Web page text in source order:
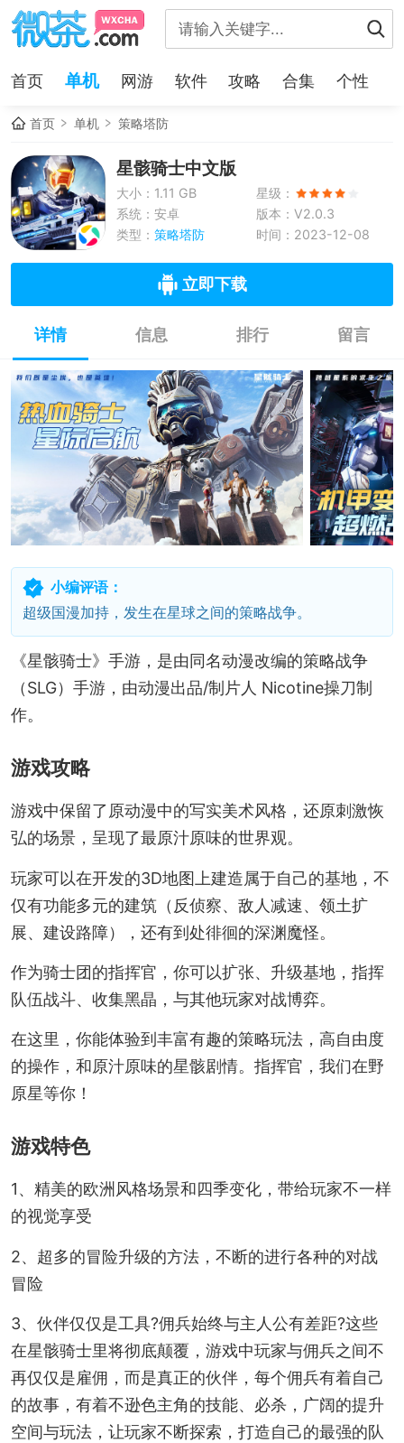
首页 单机 网游 软件 攻略 合集 个性
首页 单机 策略塔防
星骸骑士中文版
大小：1.11 GB
星级：
系统：安卓
版本：V2.0.3
类型： 策略塔防 时间：2023-12-08
立即下载
详情 信息 排行 留言
小编评语：
超级国漫加持，发生在星球之间的策略战争。
《星骸骑士》手游，是由同名动漫改编的策略战争
（SLG）手游，由动漫出品/制片人 Nicotine操刀制
作。
游戏攻略
游戏中保留了原动漫中的写实美术风格，还原刺激恢
弘的场景，呈现了最原汁原味的世界观。
玩家可以在开发的3D地图上建造属于自己的基地，不
仅有功能多元的建筑（反侦察、敌人减速、领土扩
展、建设路障），还有到处徘徊的深渊魔怪。
作为骑士团的指挥官，你可以扩张、升级基地，指挥
队伍战斗、收集黑晶，与其他玩家对战博弈。
在这里，你能体验到丰富有趣的策略玩法，高自由度
的操作，和原汁原味的星骸剧情。指挥官，我们在野
原星等你！
游戏特色
1、精美的欧洲风格场景和四季变化，带给玩家不一样
的视觉享受
2、超多的冒险升级的方法，不断的进行各种的对战
冒险
3、伙伴仅仅是工具?佣兵始终与主人公有差距?这些
在星骸骑士里将彻底颠覆，游戏中玩家与佣兵之间不
再仅仅是雇佣，而是真正的伙伴，每个佣兵有着自己
的故事，有着不逊色主角的技能、必杀，广阔的提升
空间与玩法，让玩家不断探索，打造自己的最强的队